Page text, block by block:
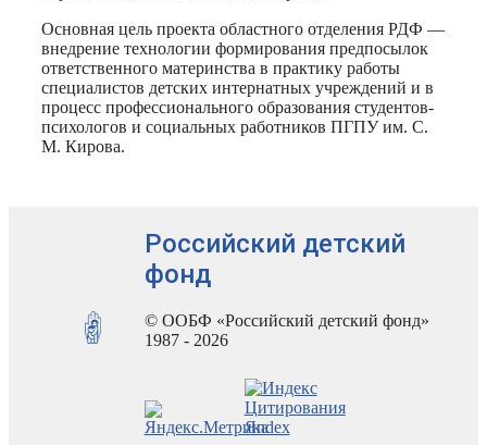
Основная цель проекта областного отделения РДФ —
внедрение технологии формирования предпосылок
ответственного материнства в практику работы
специалистов детских интернатных учреждений и в
процесс профессионального образования студентов-
психологов и социальных работников ПГПУ им. С.
М. Кирова.
Российский детский
фонд
© ООБФ «Российский детский фонд»
1987 - 2026